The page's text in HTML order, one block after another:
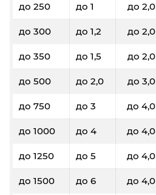
до 250 до 1 до 2,0
до 300 до 1,2 до 2,0
до 350 до 1,5 до 2,0
до 500 до 2,0 до 3,0
до 750 до 3 до 4,0
до 1000 до 4 до 4,0
до 1250 до 5 до 4,0
до 1500 до 6 до 4,0